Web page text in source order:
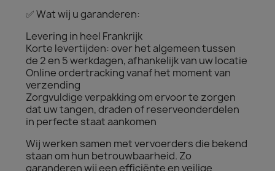
✅ Wat wij u garanderen:
Levering in heel Frankrijk
Korte levertijden: over het algemeen tussen
de 2 en 5 werkdagen, afhankelijk van uw locatie
Online ordertracking vanaf het moment van
verzending
Zorgvuldige verpakking om ervoor te zorgen
dat uw tangen, draden of reserveonderdelen
in perfecte staat aankomen
Wij werken samen met vervoerders die bekend
staan ​​om hun betrouwbaarheid. Zo
garanderen wij een efficiënte en veilige